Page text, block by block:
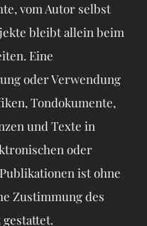
vom Autor selbst
bleibt allein beim
Eine
oder Verwendung
Tondokumente,
und Texte in
oder
ist ohne
Zustimmung des